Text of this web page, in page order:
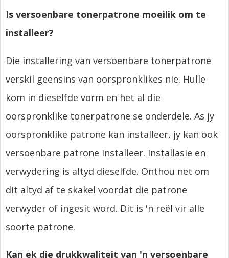
Is versoenbare tonerpatrone moeilik om te
installeer?
Die installering van versoenbare tonerpatrone
verskil geensins van oorspronklikes nie. Hulle
kom in dieselfde vorm en het al die
oorspronklike tonerpatrone se onderdele. As jy
oorspronklike patrone kan installeer, jy kan ook
versoenbare patrone installeer. Installasie en
verwydering is altyd dieselfde. Onthou net om
dit altyd af te skakel voordat die patrone
verwyder of ingesit word. Dit is 'n reël vir alle
soorte patrone.
Kan ek die drukkwaliteit van 'n versoenbare